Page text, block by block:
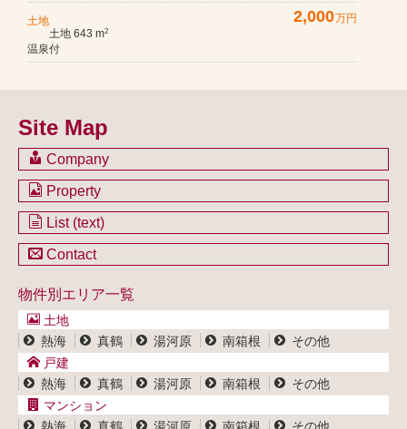
土地 2,000万円
土地 643 m2
温泉付
Site Map
Company
会社のご案内
不動産を売却したい方
不動産買取システム
Property
土地一覧
マンション一覧
事業用物件一覧
List (text)
土地一覧
マンション一覧
事業用物件一覧
Contact
ブログ
プライバシーポリシー
サイトポリシー
物件別エリア一覧
土地
熱海
真鶴 湯河原 南箱根
その他
戸建
熱海
真鶴 湯河原 南箱根
その他
マンション